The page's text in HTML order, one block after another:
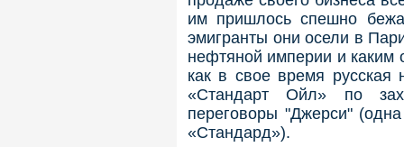
им пришлось спешно
эмигранты они осели в
нефтяной империи и каким
как в свое время
«Стандарт Ойл» по
переговоры "Джерси"
«Стандард»).